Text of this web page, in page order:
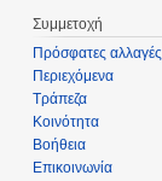
Συμμετοχή
Πρόσφατες αλλαγές
Περιεχόμενα
Τράπεζα
Κοινότητα
Βοήθεια
Επικοινωνία